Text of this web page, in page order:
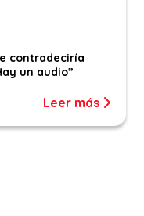
contradeciría
un audio”
Leer más